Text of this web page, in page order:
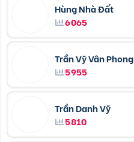
Hùng Nhà Đất
6065
Trần Vỹ Vân Phong
5955
Trần Danh Vỹ
5810